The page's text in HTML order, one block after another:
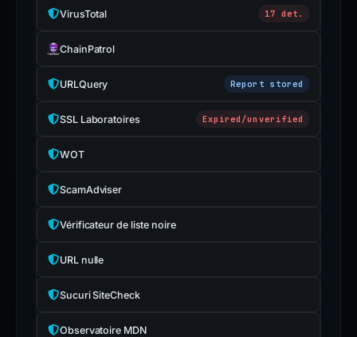
VirusTotal 17 det.
ChainPatrol
URLQuery Report stored
SSL Laboratoires Expired/unverified
WOT
ScamAdviser
Vérificateur de liste noire
URL nulle
Sucuri SiteCheck
Observatoire MDN